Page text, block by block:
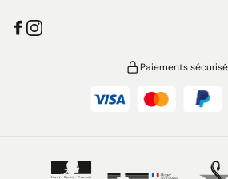
Paiements